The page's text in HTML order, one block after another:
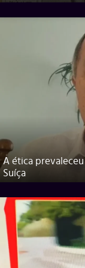
A ética
Suíça